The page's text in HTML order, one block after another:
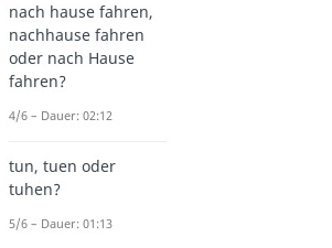
nach hause fahren,
nachhause fahren
oder nach Hause
fahren?
4/6 – Dauer: 02:12
tun, tuen oder
tuhen?
5/6 – Dauer: 01:13